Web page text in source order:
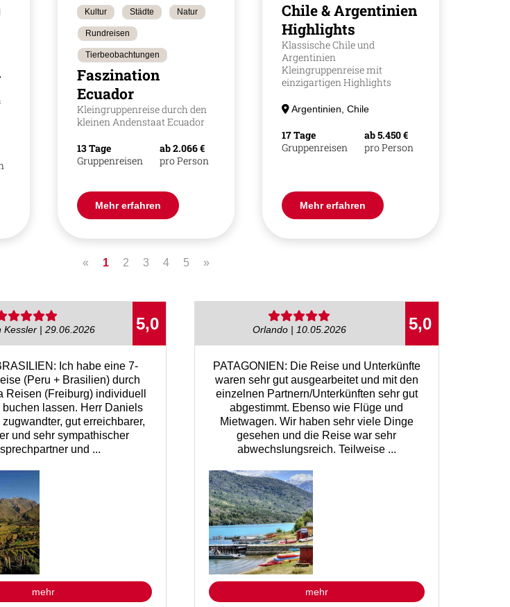
Kultur Städte Natur
Rundreisen
Tierbeobachtungen
Faszination
Ecuador
Kleingruppenreise durch den
kleinen Andenstaat Ecuador
13 Tage
Gruppenreisen
ab 2.066 €
pro Person
Mehr erfahren
Chile & Argentinien
Highlights
Klassische Chile und
Argentinien
Kleingruppenreise mit
einzigartigen Highlights
Argentinien, Chile
17 Tage
Gruppenreisen
ab 5.450 €
pro Person
Mehr erfahren
« 1 2 3 4 5 »
5,0
Kessler | 29.06.2026
Ich habe eine 7-
(Peru + Brasilien) durch
Reisen (Freiburg) individuell
buchen lassen. Herr Daniels
gut erreichbarer,
und sehr sympathischer
und ...
mehr
5,0
Orlando | 10.05.2026
PATAGONIEN: Die Reise und Unterkünfte
waren sehr gut ausgearbeitet und mit den
einzelnen Partnern/Unterkünften sehr gut
abgestimmt. Ebenso wie Flüge und
Mietwagen. Wir haben sehr viele Dinge
gesehen und die Reise war sehr
abwechslungsreich. Teilweise ...
mehr